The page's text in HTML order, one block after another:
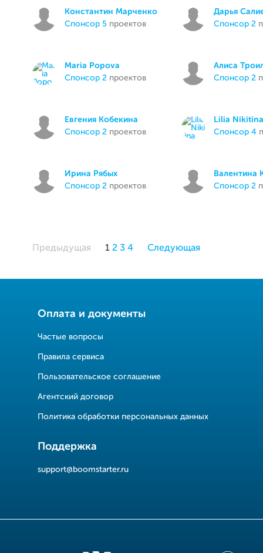
Константин Марченко
спонсор 5 проектов
Дарья
спонсор 2
Maria Popova
спонсор 2 проектов
Алиса
спонсор 2
Евгения Кобекина
спонсор 2 проектов
Lilia Nikitina
спонсор 4
Ирина Рябых
спонсор 2 проектов
Валентина
спонсор 2
Предыдущая 1 2 3 4 Следующая
Оплата и документы
Частые вопросы
Правила сервиса
Пользовательское соглашение
Агентский договор
Политика обработки персональных данных
Поддержка
support@boomstarter.ru